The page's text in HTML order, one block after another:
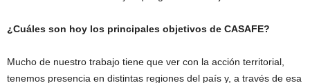
¿Cuáles son hoy los principales objetivos de CASAFE?
Mucho de nuestro trabajo tiene que ver con la acción territorial,
tenemos presencia en distintas regiones del país y, a través de esa